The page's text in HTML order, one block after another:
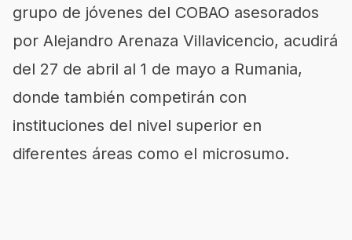
grupo de jóvenes del COBAO asesorados
por Alejandro Arenaza Villavicencio, acudirá
del 27 de abril al 1 de mayo a Rumania,
donde también competirán con
instituciones del nivel superior en
diferentes áreas como el microsumo.